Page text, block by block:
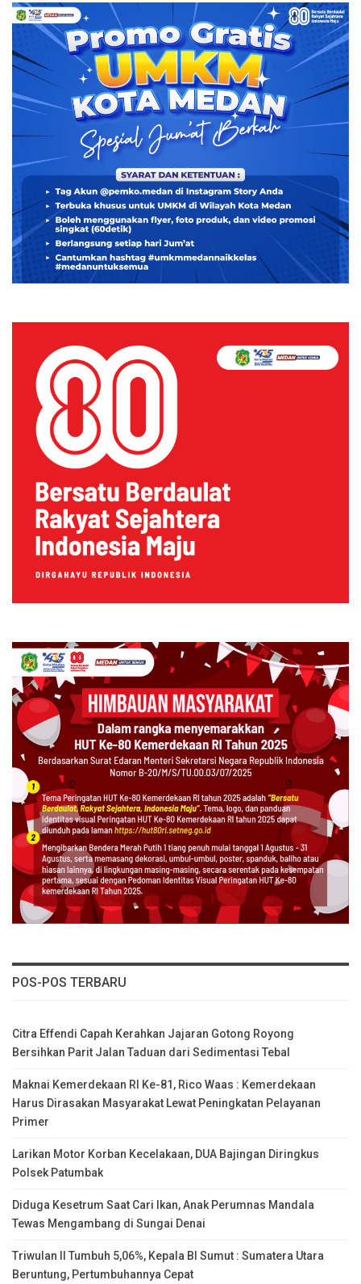
POS-POS TERBARU
Citra Effendi Capah Kerahkan Jajaran Gotong Royong
Bersihkan Parit Jalan Taduan dari Sedimentasi Tebal
Maknai Kemerdekaan RI Ke-81, Rico Waas : Kemerdekaan
Harus Dirasakan Masyarakat Lewat Peningkatan Pelayanan
Primer
Larikan Motor Korban Kecelakaan, DUA Bajingan Diringkus
Polsek Patumbak
Diduga Kesetrum Saat Cari Ikan, Anak Perumnas Mandala
Tewas Mengambang di Sungai Denai
Triwulan II Tumbuh 5,06%, Kepala BI Sumut : Sumatera Utara
Beruntung, Pertumbuhannya Cepat